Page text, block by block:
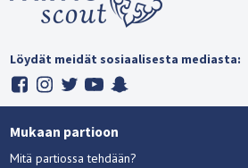
Löydät meidät sosiaalisesta mediasta:
Mukaan partioon
Mitä partiossa tehdään?